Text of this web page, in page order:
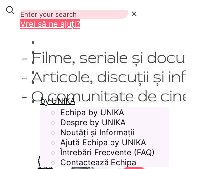
✕
Vrei să ne ajuți?
by UNIKA
Echipa by UNIKA
Despre by UNIKA
Noutăți și Informații
Ajută Echipa by UNIKA
Întrebări Frecvente (FAQ)
Contactează Echipa